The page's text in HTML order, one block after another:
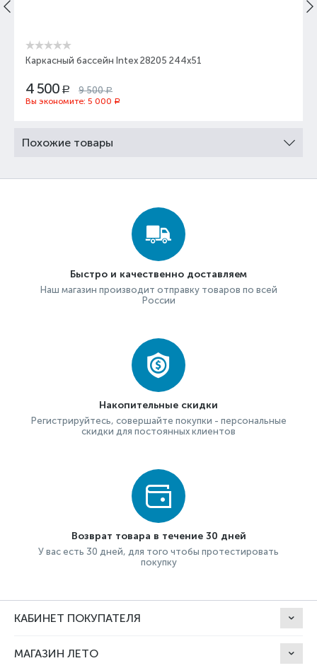
Каркасный бассейн Intex 28205 244х51
4 500 Р 9 500 Р
Вы экономите: 5 000 Р
Похожие товары
Быстро и качественно доставляем
Наш магазин производит отправку товаров по всей
России
Накопительные скидки
Регистрируйтесь, совершайте покупки - персональные
скидки для постоянных клиентов
Возврат товара в течение 30 дней
У вас есть 30 дней, для того чтобы протестировать
покупку
КАБИНЕТ ПОКУПАТЕЛЯ
МАГАЗИН ЛЕТО